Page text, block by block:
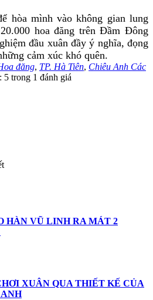
hòa mình vào không gian lung
hoa đăng trên Đầm Đông
đầu xuân đầy ý nghĩa, đọng
cảm xúc khó quên.
đăng, TP. Hà Tiên, Chiêu Anh Các
5 trong 1 đánh giá
HÀN VŨ LINH RA MÁT 2
XUÂN QUA THIẾT KẾ CỦA